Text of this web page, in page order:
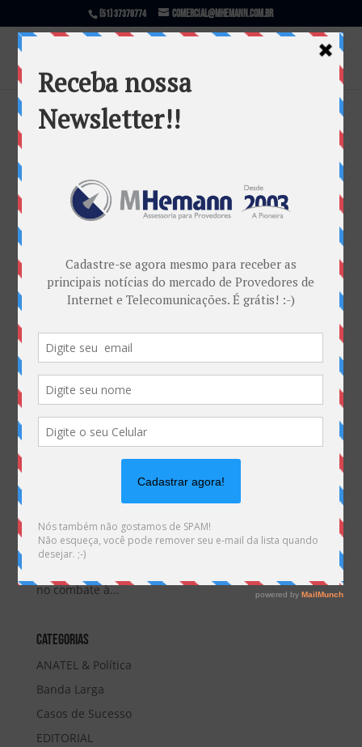
(51) 37379774 comercial@mhemann.com.br
Fique por dentro! Determinações judiciais e a remoção de sites do
ar
mauricio.villela|set 30, 2022
bloqueio e a remoção de sites são verdadeiras. E a
resposta é, SIM! O Tribunal Superior Eleitoral (TSE) e
no combate à...
Categorias
ANATEL & Política
Banda Larga
Casos de Sucesso
EDITORIAL